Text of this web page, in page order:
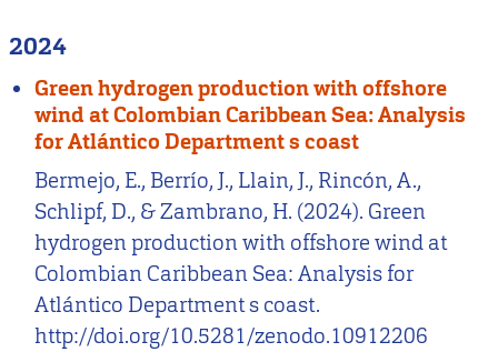
2024
Green hydrogen production with offshore
wind at Colombian Caribbean Sea: Analysis
for Atlántico Department s coast
Bermejo, E., Berrío, J., Llain, J., Rincón, A.,
Schlipf, D., & Zambrano, H. (2024). Green
hydrogen production with offshore wind at
Colombian Caribbean Sea: Analysis for
Atlántico Department s coast.
http://doi.org/10.5281/zenodo.10912206